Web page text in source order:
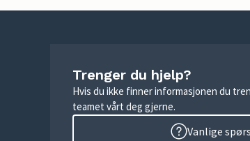
Trenger du hjelp?
Hvis du ikke finner informasjonen du
teamet vårt deg gjerne.
Vanlige